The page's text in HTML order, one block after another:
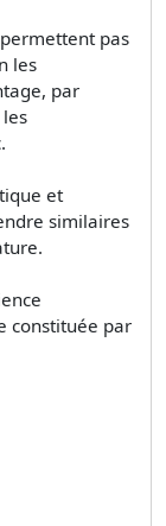
pas
les
par
et
similaires
constituée par